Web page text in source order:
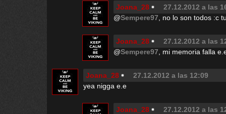
Joana_28
27.12.2012 a las
@Sempere97 , no lo son todos :c
Joana_28
27.12.2012 a las
@Sempere97 , mi memoria falla
Joana_28
27.12.2012 a las 12:09
yea nigga e.e
Joana_28
27.12.2012 a las